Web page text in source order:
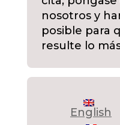
nosotros y
posible para
resulte lo
English